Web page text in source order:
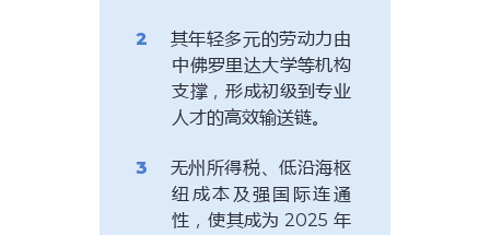
其年轻多元的劳动力由
中佛罗里达大学等机构
支撑，形成初级到专业
人才的高效输送链。
无州所得税、低沿海枢
纽成本及强国际连通
性，使其成为 2025 年